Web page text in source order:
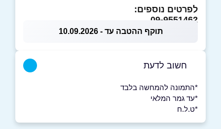
לפרטים נוספים:
09-9551462
תוקף ההטבה עד - 10.09.2026
חשוב לדעת
*התמונה להמחשה בלבד
*עד גמר המלאי
*ט.ל.ח